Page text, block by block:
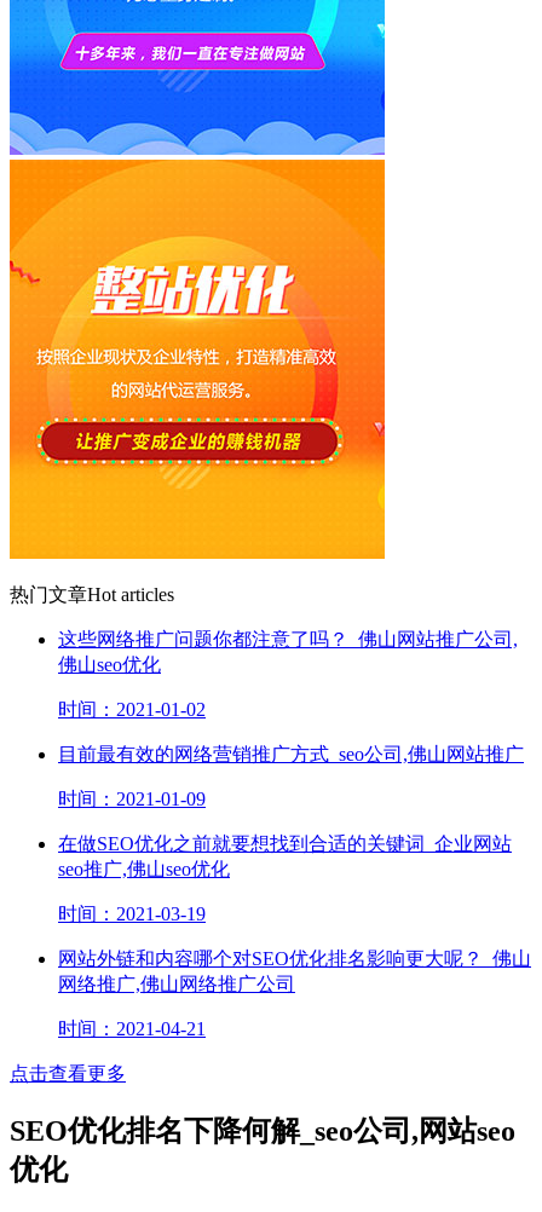
热门文章Hot articles
这些网络推广问题你都注意了吗？_佛山网站推广公司,
佛山seo优化
时间：2021-01-02
目前最有效的网络营销推广方式_seo公司,佛山网站推广
时间：2021-01-09
在做SEO优化之前就要想找到合适的关键词_企业网站
seo推广,佛山seo优化
时间：2021-03-19
网站外链和内容哪个对SEO优化排名影响更大呢？_佛山
网络推广,佛山网络推广公司
时间：2021-04-21
点击查看更多
SEO优化排名下降何解_seo公司,网站seo
优化